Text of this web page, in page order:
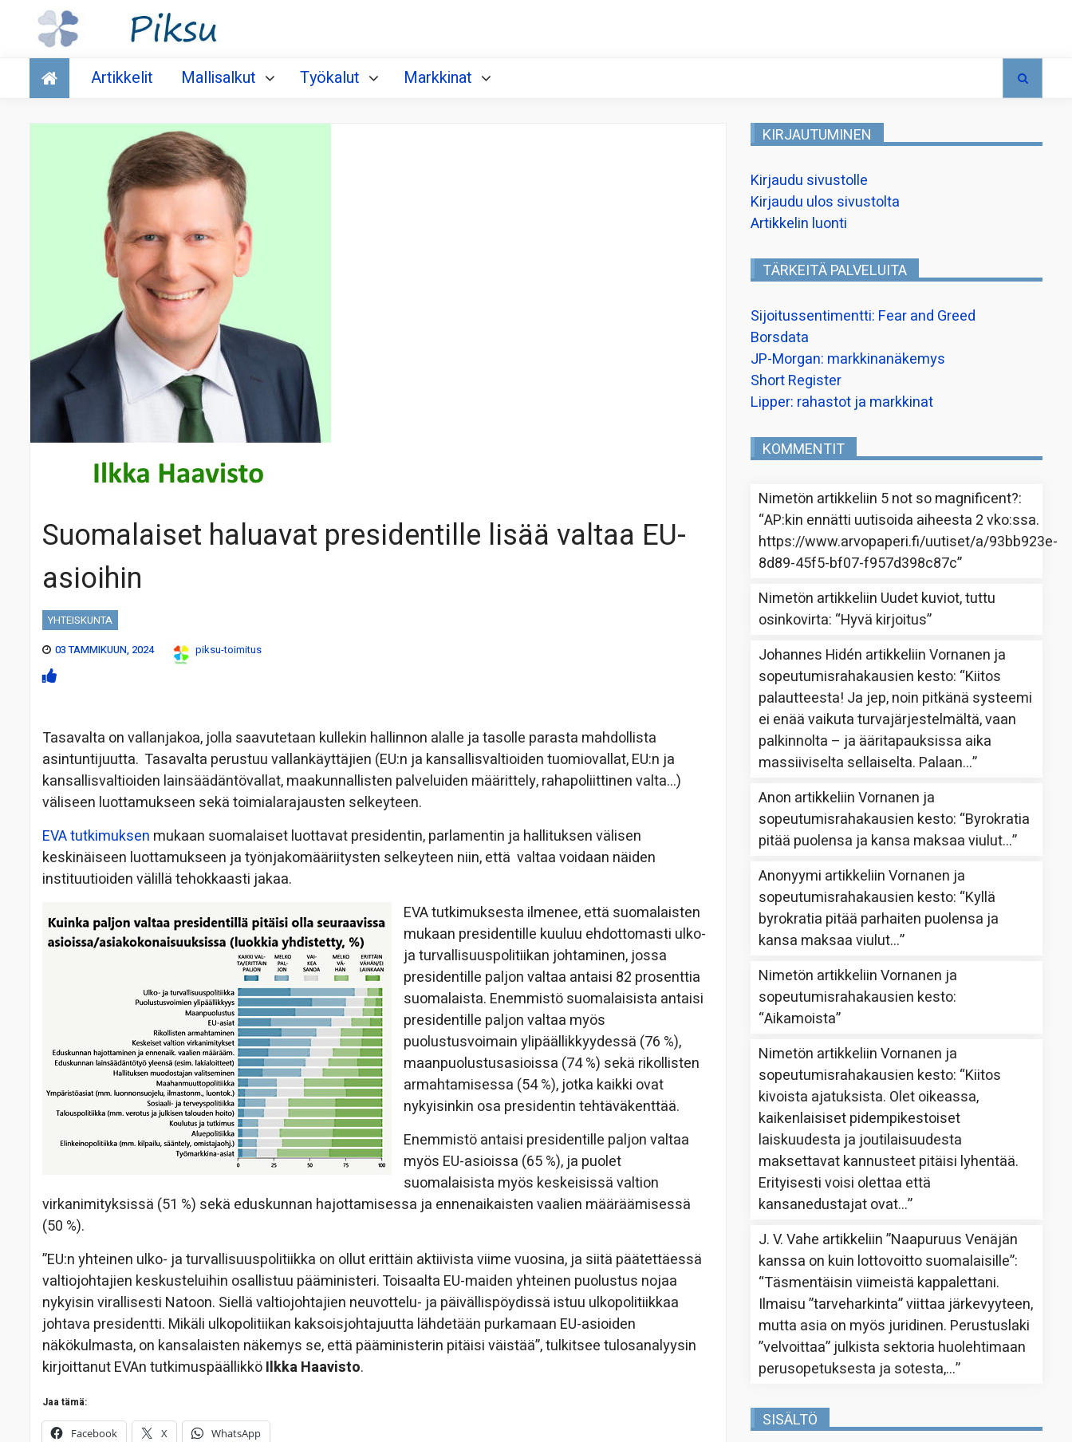
Talous
Artikkelit Mallisalkut Työkalut Markkinat
Suomalaiset haluavat presidentille lisää valtaa EU-
asioihin
YHTEISKUNTA
03 TAMMIKUUN, 2024
piksu-toimitus
Tasavalta on vallanjakoa, jolla saavutetaan kullekin hallinnon alalle ja tasolle parasta mahdollista
asintuntijuutta. Tasavalta perustuu vallankäyttäjien (EU:n ja kansallisvaltioiden tuomiovallat, EU:n ja
kansallisvaltioiden lainsäädäntövallat, maakunnallisten palveluiden määrittely, rahapoliittinen valta…)
väliseen luottamukseen sekä toimialarajausten selkeyteen.
EVA tutkimuksen mukaan suomalaiset luottavat presidentin, parlamentin ja hallituksen välisen
keskinäiseen luottamukseen ja työnjakomääriitysten selkeyteen niin, että valtaa voidaan näiden
instituutioiden välillä tehokkaasti jakaa.
EVA tutkimuksesta ilmenee, että suomalaisten
mukaan presidentille kuuluu ehdottomasti ulko-
ja turvallisuuspolitiikan johtaminen, jossa
presidentille paljon valtaa antaisi 82 prosenttia
suomalaista. Enemmistö suomalaisista antaisi
presidentille paljon valtaa myös
puolustusvoimain ylipäällikkyydessä (76 %),
maanpuolustusasioissa (74 %) sekä rikollisten
armahtamisessa (54 %), jotka kaikki ovat
nykyisinkin osa presidentin tehtäväkenttää.
Enemmistö antaisi presidentille paljon valtaa
myös EU-asioissa (65 %), ja puolet
suomalaisista myös keskeisissä valtion
virkanimityksissä (51 %) sekä eduskunnan hajottamisessa ja ennenaikaisten vaalien määräämisessä
(50 %).
”EU:n yhteinen ulko- ja turvallisuuspolitiikka on ollut erittäin aktiivista viime vuosina, ja siitä päätettäessä
valtiojohtajien keskusteluihin osallistuu pääministeri. Toisaalta EU-maiden yhteinen puolustus nojaa
nykyisin virallisesti Natoon. Siellä valtiojohtajien neuvottelu- ja päivällispöydissä istuu ulkopolitiikkaa
johtava presidentti. Mikäli ulkopolitiikan kaksoisjohtajuutta lähdetään purkamaan EU-asioiden
näkökulmasta, on kansalaisten näkemys se, että pääministerin pitäisi väistää”, tulkitsee tulosanalyysin
kirjoittanut EVAn tutkimuspäällikköIlkka Haavisto.
Jaa tämä:
Facebook X WhatsApp
KIRJAUTUMINEN
Kirjaudu sivustolle
Kirjaudu ulos sivustolta
Artikkelin luonti
TÄRKEITÄ PALVELUITA
Sijoitussentimentti: Fear and Greed
Borsdata
JP-Morgan: markkinanäkemys
Short Register
Lipper: rahastot ja markkinat
KOMMENTIT
Nimetön artikkeliin 5 not so magnificent?:
“AP:kin ennätti uutisoida aiheesta 2 vko:ssa.
https://www.arvopaperi.fi/uutiset/a/93bb923e-
8d89-45f5-bf07-f957d398c87c”
Nimetön artikkeliin Uudet kuviot, tuttu
osinkovirta: “Hyvä kirjoitus”
Johannes Hidén artikkeliinVornanen ja
sopeutumisrahakausien kesto: “Kiitos
palautteesta! Ja jep, noin pitkänä systeemi
ei enää vaikuta turvajärjestelmältä, vaan
palkinnolta – ja ääritapauksissa aika
massiiviselta sellaiselta. Palaan…”
Anon artikkeliinVornanen ja
sopeutumisrahakausien kesto: “Byrokratia
pitää puolensa ja kansa maksaa viulut…”
Anonyymi artikkeliinVornanen ja
sopeutumisrahakausien kesto: “Kyllä
byrokratia pitää parhaiten puolensa ja
kansa maksaa viulut…”
Nimetön artikkeliinVornanen ja
sopeutumisrahakausien kesto:
“Aikamoista”
Nimetön artikkeliinVornanen ja
sopeutumisrahakausien kesto: “Kiitos
kivoista ajatuksista. Olet oikeassa,
kaikenlaisiset pidempikestoiset
laiskuudesta ja joutilaisuudesta
maksettavat kannusteet pitäisi lyhentää.
Erityisesti voisi olettaa että
kansanedustajat ovat…”
J. V. Vahe artikkeliin”Naapuruus Venäjän
kanssa on kuin lottovoitto suomalaisille”:
“Täsmentäisin viimeistä kappalettani.
Ilmaisu ”tarveharkinta” viittaa järkevyyteen,
mutta asia on myös juridinen. Perustuslaki
”velvoittaa” julkista sektoria huolehtimaan
perusopetuksesta ja sotesta,…”
SISÄLTÖ